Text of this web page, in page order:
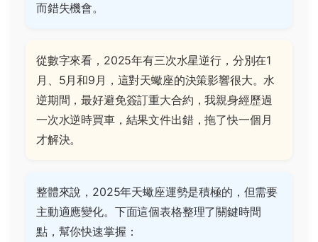
而錯失機會。
從數字來看，2025年有三次水星逆行，分別在1
月、5月和9月，這對天蠍座的決策影響很大。水
逆期間，最好避免簽訂重大合約，我親身經歷過
一次水逆時買車，結果文件出錯，拖了快一個月
才解決。
整體來說，2025年天蠍座運勢是積極的，但需要
主動適應變化。下面這個表格整理了關鍵時間
點，幫你快速掌握：